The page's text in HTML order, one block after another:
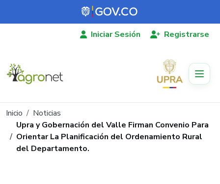
Pasar al contenido principal
Iniciar Sesión Registrarse
Ruta de navegación
Inicio
Noticias
Upra y Gobernación del Valle Firman Convenio Para
Orientar La Planificación del Ordenamiento Rural
del Departamento.